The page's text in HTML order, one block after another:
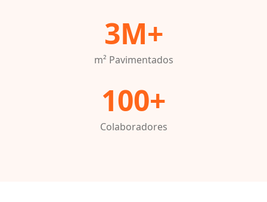
3M+
m² Pavimentados
100+
Colaboradores